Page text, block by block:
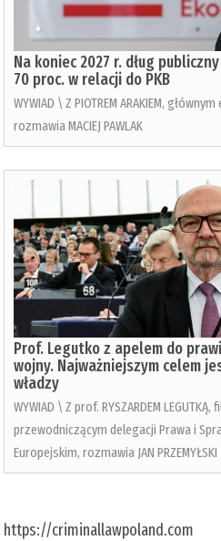
Na koniec 2027 r. dług
70 proc. w relacji do PKB
WYWIAD \ Z PIOTREM ARAKIEM,
rozmawia MACIEJ PAWLAK
Prof. Legutko z apelem do
wojny. Najważniejszym celem
władzy
WYWIAD \ Z prof. RYSZARDEM
przewodniczącym delegacji Prawa i
Europejskim, rozmawia JAN PRZEMYŁSKI
https://criminallawpoland.com